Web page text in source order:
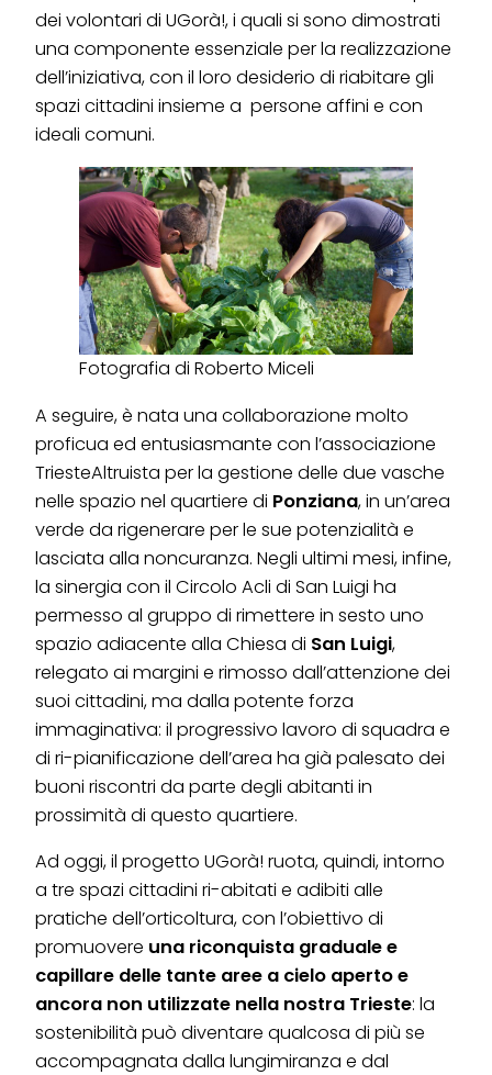
dei volontari di UGorà!, i quali si sono dimostrati
una componente essenziale per la realizzazione
dell’iniziativa, con il loro desiderio di riabitare gli
spazi cittadini insieme a persone affini e con
ideali comuni.
Fotografia di Roberto Miceli
A seguire, è nata una collaborazione molto
proficua ed entusiasmante con l’associazione
TriesteAltruista per la gestione delle due vasche
nelle spazio nel quartiere di Ponziana, in un’area
verde da rigenerare per le sue potenzialità e
lasciata alla noncuranza. Negli ultimi mesi, infine,
la sinergia con il Circolo Acli di San Luigi ha
permesso al gruppo di rimettere in sesto uno
spazio adiacente alla Chiesa di San Luigi,
relegato ai margini e rimosso dall’attenzione dei
suoi cittadini, ma dalla potente forza
immaginativa: il progressivo lavoro di squadra e
di ri-pianificazione dell’area ha già palesato dei
buoni riscontri da parte degli abitanti in
prossimità di questo quartiere.
Ad oggi, il progetto UGorà! ruota, quindi, intorno
a tre spazi cittadini ri-abitati e adibiti alle
pratiche dell’orticoltura, con l’obiettivo di
promuovere una riconquista graduale e
capillare delle tante aree a cielo aperto e
ancora non utilizzate nella nostra Trieste: la
sostenibilità può diventare qualcosa di più se
accompagnata dalla lungimiranza e dal